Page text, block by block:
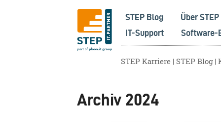
STEP Blog Über STEP
IT-Support
Software-
STEP Karriere STEP Blog
Archiv 2024